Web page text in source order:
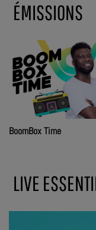
ÉMISSIONS
BoomBox Time
LIVE